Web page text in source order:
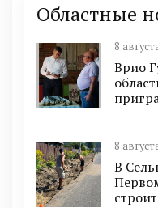
Областные
8
Врио
8
В